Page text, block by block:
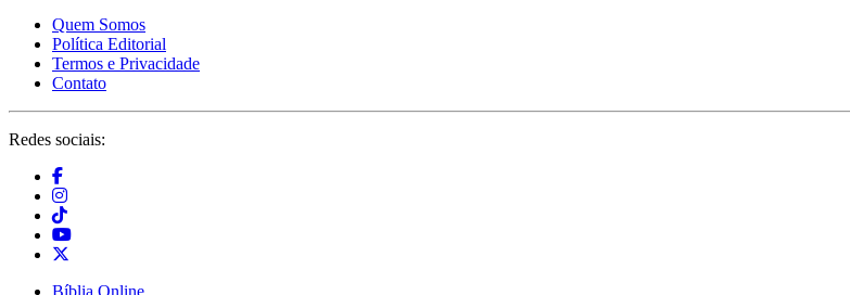
Quem Somos
Política Editorial
Termos e Privacidade
Contato
Redes sociais: